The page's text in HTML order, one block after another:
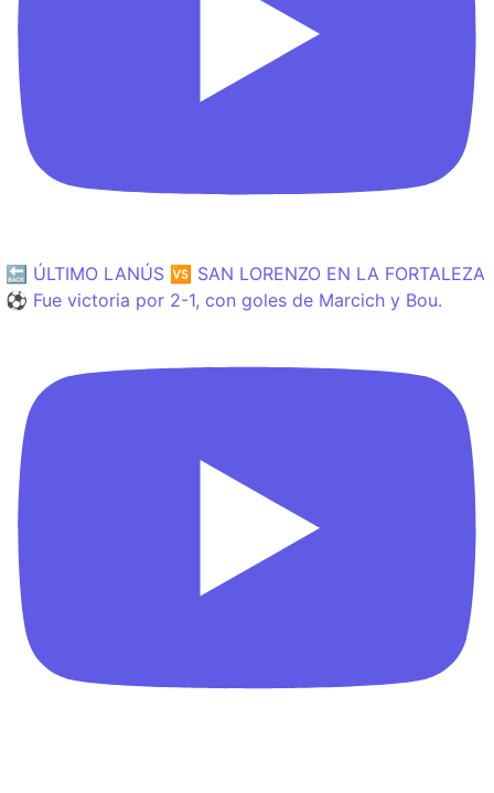
🔙 ÚLTIMO LANÚS 🆚 SAN LORENZO EN LA FORTALEZA
⚽️ Fue victoria por 2-1, con goles de Marcich y Bou.